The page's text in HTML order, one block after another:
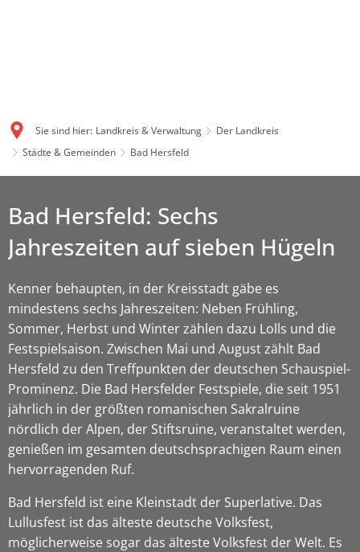
Sie sind hier: Landkreis & Verwaltung
Der Landkreis
Städte & Gemeinden
Bad Hersfeld
Bad Hersfeld: Sechs
Jahreszeiten auf sieben Hügeln
Kenner behaupten, in der Kreisstadt gäbe es
mindestens sechs Jahreszeiten: Neben Frühling,
Sommer, Herbst und Winter zählen dazu Lolls und die
Festspielsaison. Zwischen Mai und August zählt Bad
Hersfeld zu den Treffpunkten der deutschen Schauspiel-
Prominenz. Die Bad Hersfelder Festspiele, die seit 1951
jährlich in der größten romanischen Sakralruine
nördlich der Alpen, der Stiftsruine, veranstaltet werden,
genießen im gesamten deutschsprachigen Raum einen
hervorragenden Ruf.
Bad Hersfeld ist eine Kleinstadt der Superlative. Das
Lullusfest ist das älteste deutsche Volksfest,
möglicherweise sogar das älteste Volksfest der Welt. Es